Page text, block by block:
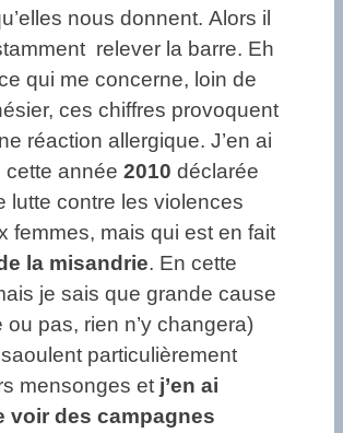
nous donnent. Alors il
relever la barre. Eh
qui me concerne, loin de
ces chiffres provoquent
réaction allergique. J’en ai
cette année 2010 déclarée
lutte contre les violences
femmes, mais qui est en fait
la misandrie. En cette
je sais que grande cause
ou pas, rien n’y changera)
particulièrement
mensonges et j’en ai
voir des campagnes